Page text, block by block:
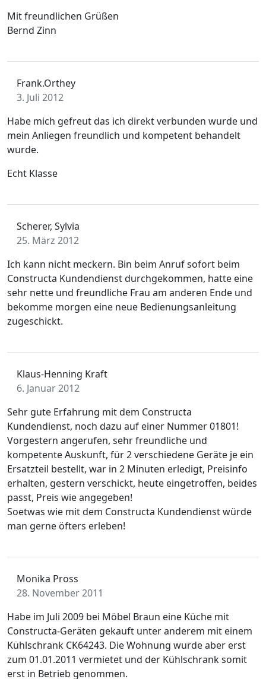
Mit freundlichen Grüßen
Bernd Zinn
Frank.Orthey
3. Juli 2012
Habe mich gefreut das ich direkt verbunden wurde und
mein Anliegen freundlich und kompetent behandelt
wurde.
Echt Klasse
Scherer, Sylvia
25. März 2012
Ich kann nicht meckern. Bin beim Anruf sofort beim
Constructa Kundendienst durchgekommen, hatte eine
sehr nette und freundliche Frau am anderen Ende und
bekomme morgen eine neue Bedienungsanleitung
zugeschickt.
Klaus-Henning Kraft
6. Januar 2012
Sehr gute Erfahrung mit dem Constructa
Kundendienst, noch dazu auf einer Nummer 01801!
Vorgestern angerufen, sehr freundliche und
kompetente Auskunft, für 2 verschiedene Geräte je ein
Ersatzteil bestellt, war in 2 Minuten erledigt, Preisinfo
erhalten, gestern verschickt, heute eingetroffen, beides
passt, Preis wie angegeben!
Soetwas wie mit dem Constructa Kundendienst würde
man gerne öfters erleben!
Monika Pross
28. November 2011
Habe im Juli 2009 bei Möbel Braun eine Küche mit
Constructa-Geräten gekauft unter anderem mit einem
Kühlschrank CK64243. Die Wohnung wurde aber erst
zum 01.01.2011 vermietet und der Kühlschrank somit
erst in Betrieb genommen.